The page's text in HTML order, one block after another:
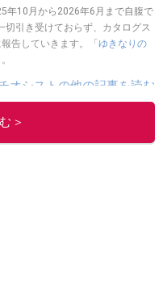
年10月から2026年6月まで自腹で
引き受けておらず、カタログス
告していきます。「ゆきなりの
オシストの他の記事を読む
＞